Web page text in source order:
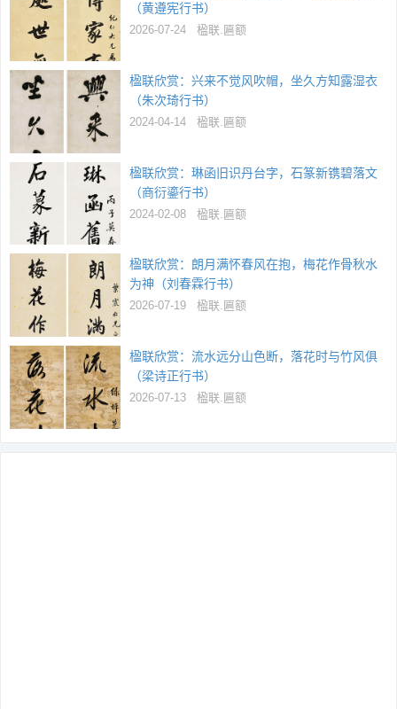
（黄遵宪行书）
2026-07-24 楹联.匾额
楹联欣赏：兴来不觉风吹帽，坐久方知露湿衣
（朱次琦行书）
2024-04-14 楹联.匾额
楹联欣赏：琳函旧识丹台字，石篆新镌碧落文
（商衍鎏行书）
2024-02-08 楹联.匾额
楹联欣赏：朗月满怀春风在抱，梅花作骨秋水
为神（刘春霖行书）
2026-07-19 楹联.匾额
楹联欣赏：流水远分山色断，落花时与竹风俱
（梁诗正行书）
2026-07-13 楹联.匾额